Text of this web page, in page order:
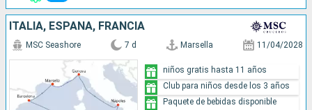
ITALIA, ESPAÑA, FRANCIA
MSC Seashore 7 d Marsella 11/04/2028
niños gratis hasta 11 años
Club para niños desde los 3 años
Paquete de bebidas disponible